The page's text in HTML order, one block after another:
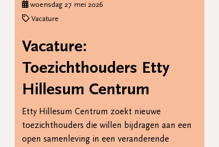
woensdag 27 mei 2026
Vacature
Vacature:
Toezichthouders Etty
Hillesum Centrum
Etty Hillesum Centrum zoekt nieuwe
toezichthouders die willen bijdragen aan een
open samenleving in een veranderende